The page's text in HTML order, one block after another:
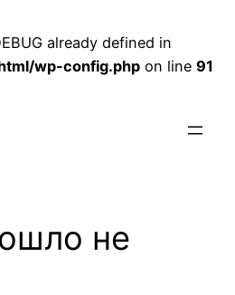
already defined in
wp-config.php on line 91
не